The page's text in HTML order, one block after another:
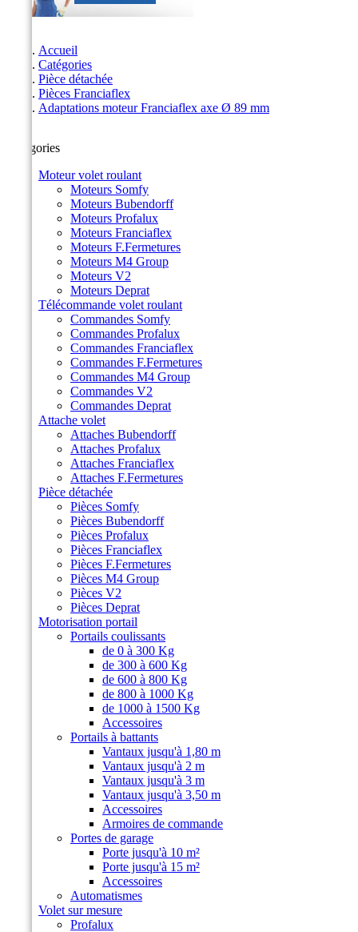
Accueil
Catégories
Pièce détachée
Pièces Franciaflex
Adaptations moteur Franciaflex axe Ø 89 mm
Catégories
Moteur volet roulant
Moteurs Somfy
Moteurs Bubendorff
Moteurs Profalux
Moteurs Franciaflex
Moteurs F.Fermetures
Moteurs M4 Group
Moteurs V2
Moteurs Deprat
Télécommande volet roulant
Commandes Somfy
Commandes Profalux
Commandes Franciaflex
Commandes F.Fermetures
Commandes M4 Group
Commandes V2
Commandes Deprat
Attache volet
Attaches Bubendorff
Attaches Profalux
Attaches Franciaflex
Attaches F.Fermetures
Pièce détachée
Pièces Somfy
Pièces Bubendorff
Pièces Profalux
Pièces Franciaflex
Pièces F.Fermetures
Pièces M4 Group
Pièces V2
Pièces Deprat
Motorisation portail
Portails coulissants
de 0 à 300 Kg
de 300 à 600 Kg
de 600 à 800 Kg
de 800 à 1000 Kg
de 1000 à 1500 Kg
Accessoires
Portails à battants
Vantaux jusqu'à 1,80 m
Vantaux jusqu'à 2 m
Vantaux jusqu'à 3 m
Vantaux jusqu'à 3,50 m
Accessoires
Armoires de commande
Portes de garage
Porte jusqu'à 10 m²
Porte jusqu'à 15 m²
Accessoires
Automatismes
Volet sur mesure
Profalux